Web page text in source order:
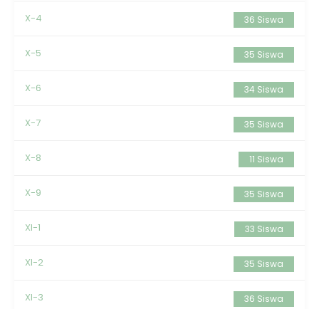
X-4 36 Siswa
X-5 35 Siswa
X-6 34 Siswa
X-7 35 Siswa
X-8 11 Siswa
X-9 35 Siswa
XI-1 33 Siswa
XI-2 35 Siswa
XI-3 36 Siswa